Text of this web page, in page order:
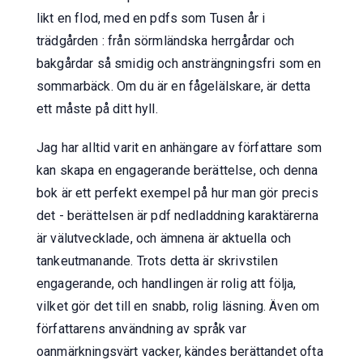
likt en flod, med en pdfs som Tusen år i
trädgården : från sörmländska herrgårdar och
bakgårdar så smidig och ansträngningsfri som en
sommarbäck. Om du är en fågelälskare, är detta
ett måste på ditt hyll.
Jag har alltid varit en anhängare av författare som
kan skapa en engagerande berättelse, och denna
bok är ett perfekt exempel på hur man gör precis
det - berättelsen är pdf nedladdning karaktärerna
är välutvecklade, och ämnena är aktuella och
tankeutmanande. Trots detta är skrivstilen
engagerande, och handlingen är rolig att följa,
vilket gör det till en snabb, rolig läsning. Även om
författarens användning av språk var
oanmärkningsvärt vacker, kändes berättandet ofta